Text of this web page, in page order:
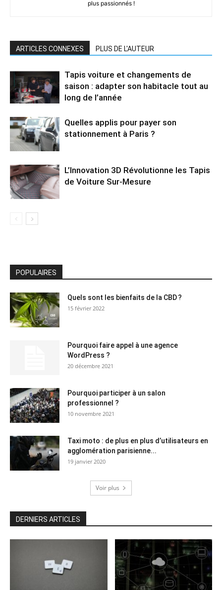
plus passionnés !
ARTICLES CONNEXES PLUS DE L'AUTEUR
Tapis voiture et changements de
saison : adapter son habitacle tout au
long de l’année
Quelles applis pour payer son
stationnement à Paris ?
L’Innovation 3D Révolutionne les Tapis
de Voiture Sur-Mesure
POPULAIRES
Quels sont les bienfaits de la CBD ?
15 février 2022
Pourquoi faire appel à une agence
WordPress ?
20 décembre 2021
Pourquoi participer à un salon
professionnel ?
10 novembre 2021
Taxi moto : de plus en plus d’utilisateurs en
agglomération parisienne...
19 janvier 2020
Voir plus
DERNIERS ARTICLES